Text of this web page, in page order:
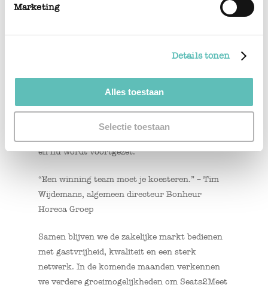
Marketing
Details tonen
Alles toestaan
Selectie toestaan
Met de overname van Seats2Meet Tilburg
blijven wij de vaste horecapartner op deze
inspirerende locatie in de Spoorzone. Een
en nu wordt voortgezet.
“Een winning team moet je koesteren.” – Tim
Wijdemans, algemeen directeur Bonheur
Horeca Groep
Samen blijven we de zakelijke markt bedienen
met gastvrijheid, kwaliteit en een sterk
netwerk. In de komende maanden verkennen
we verdere groeimogelijkheden om Seats2Meet